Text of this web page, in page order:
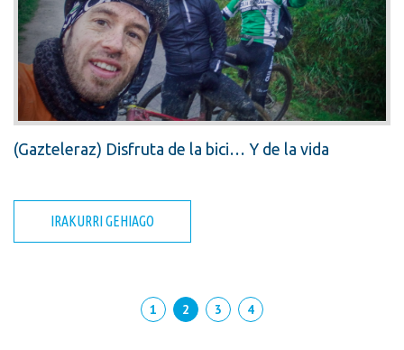
(Gazteleraz) Disfruta de la bici… Y de la vida
IRAKURRI GEHIAGO
1 2 3 4